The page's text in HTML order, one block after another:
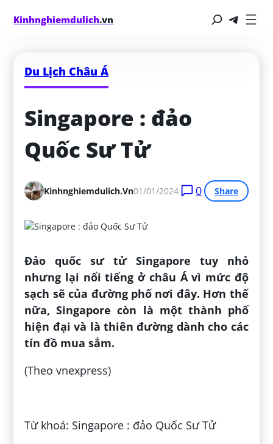
Kinhnghiemdulich.vn
Du Lịch Châu Á
Singapore : đảo
Quốc Sư Tử
Kinhnghiemdulich.vn01/01/2024 0 Share
Đảo quốc sư tử Singapore tuy nhỏ
nhưng lại nổi tiếng ở châu Á vì mức độ
sạch sẽ của đường phố nơi đây. Hơn thế
nữa, Singapore còn là một thành phố
hiện đại và là thiên đường dành cho các
tín đồ mua sắm.
(Theo vnexpress)
Từ khoá: Singapore : đảo Quốc Sư Tử